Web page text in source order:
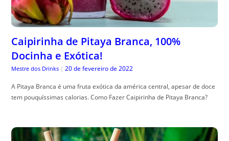
Caipirinha de Pitaya Branca, 100%
Docinha e Exótica!
Mestre dos Drinks | 20 de fevereiro de 2022
A Pitaya Branca é uma fruta exótica da américa central, apesar de doce
tem pouquíssimas calorias. Como Fazer Caipirinha de Pitaya Branca?